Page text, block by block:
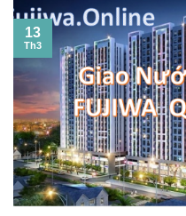
13
Th3